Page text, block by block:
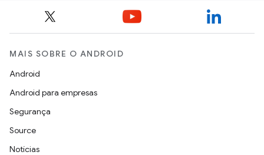
MAIS SOBRE O ANDROID
Android
Android para empresas
Segurança
Source
Notícias